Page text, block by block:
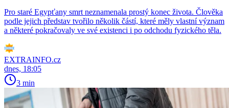
Pro staré Egypťany smrt neznamenala prostý konec života. Člověka
podle jejich představ tvořilo několik částí, které měly vlastní význam
a některé pokračovaly ve své existenci i po odchodu fyzického těla.
EXTRAINFO.cz
dnes, 18:05
3 min